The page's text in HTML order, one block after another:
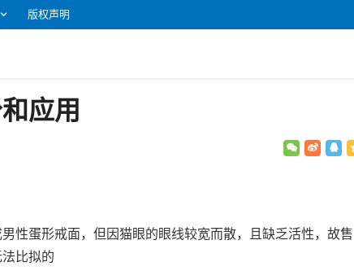
版权声明
应用
性蛋形戒面，但因猫眼的眼线较宽而散，且缺乏活性，故售
比拟的